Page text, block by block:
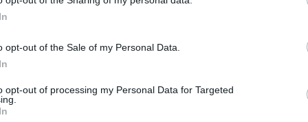
opt-out of the Sale of my Personal Data.
opt-out of processing my Personal Data for Targeted
febrero 2024 PorJesus Gallo|
que presente Pellegrino? A continuación, las posibles
del Osasuna-Cádiz.